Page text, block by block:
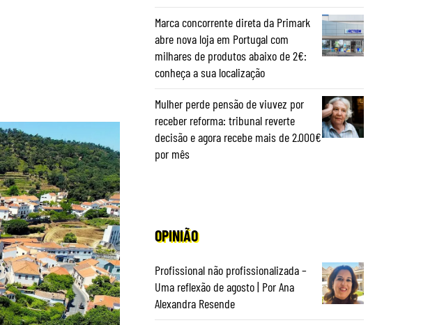
Marca concorrente direta da Primark
abre nova loja em Portugal com
milhares de produtos abaixo de 2€:
conheça a sua localização
Mulher perde pensão de viuvez por
receber reforma: tribunal reverte
decisão e agora recebe mais de 2.000€
por mês
OPINIÃO
Profissional não profissionalizada –
Uma reflexão de agosto | Por Ana
Alexandra Resende